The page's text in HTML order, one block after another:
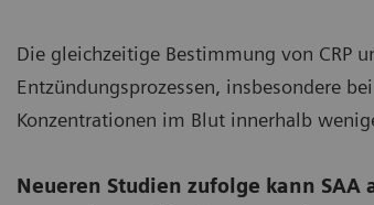
Die gleichzeitige Bestimmung von CRP
Entzündungsprozessen, insbesondere
Konzentrationen im Blut innerhalb
Neueren Studien zufolge kann